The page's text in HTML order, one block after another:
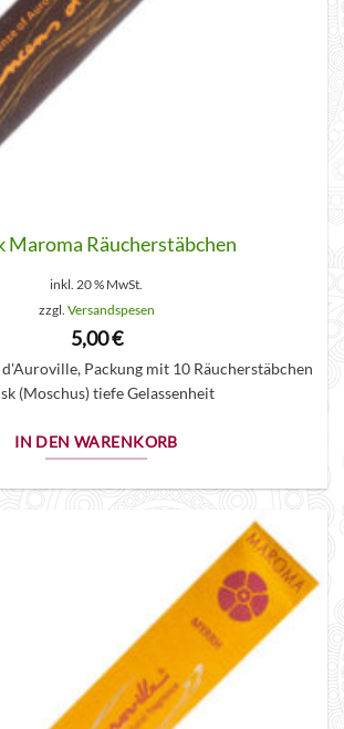
Maroma Räucherstäbchen
inkl. 20 % MwSt.
zzgl. Versandspesen
5,00€
Packung mit 10 Räucherstäbchen
(Moschus) tiefe Gelassenheit
IN DEN WARENKORB